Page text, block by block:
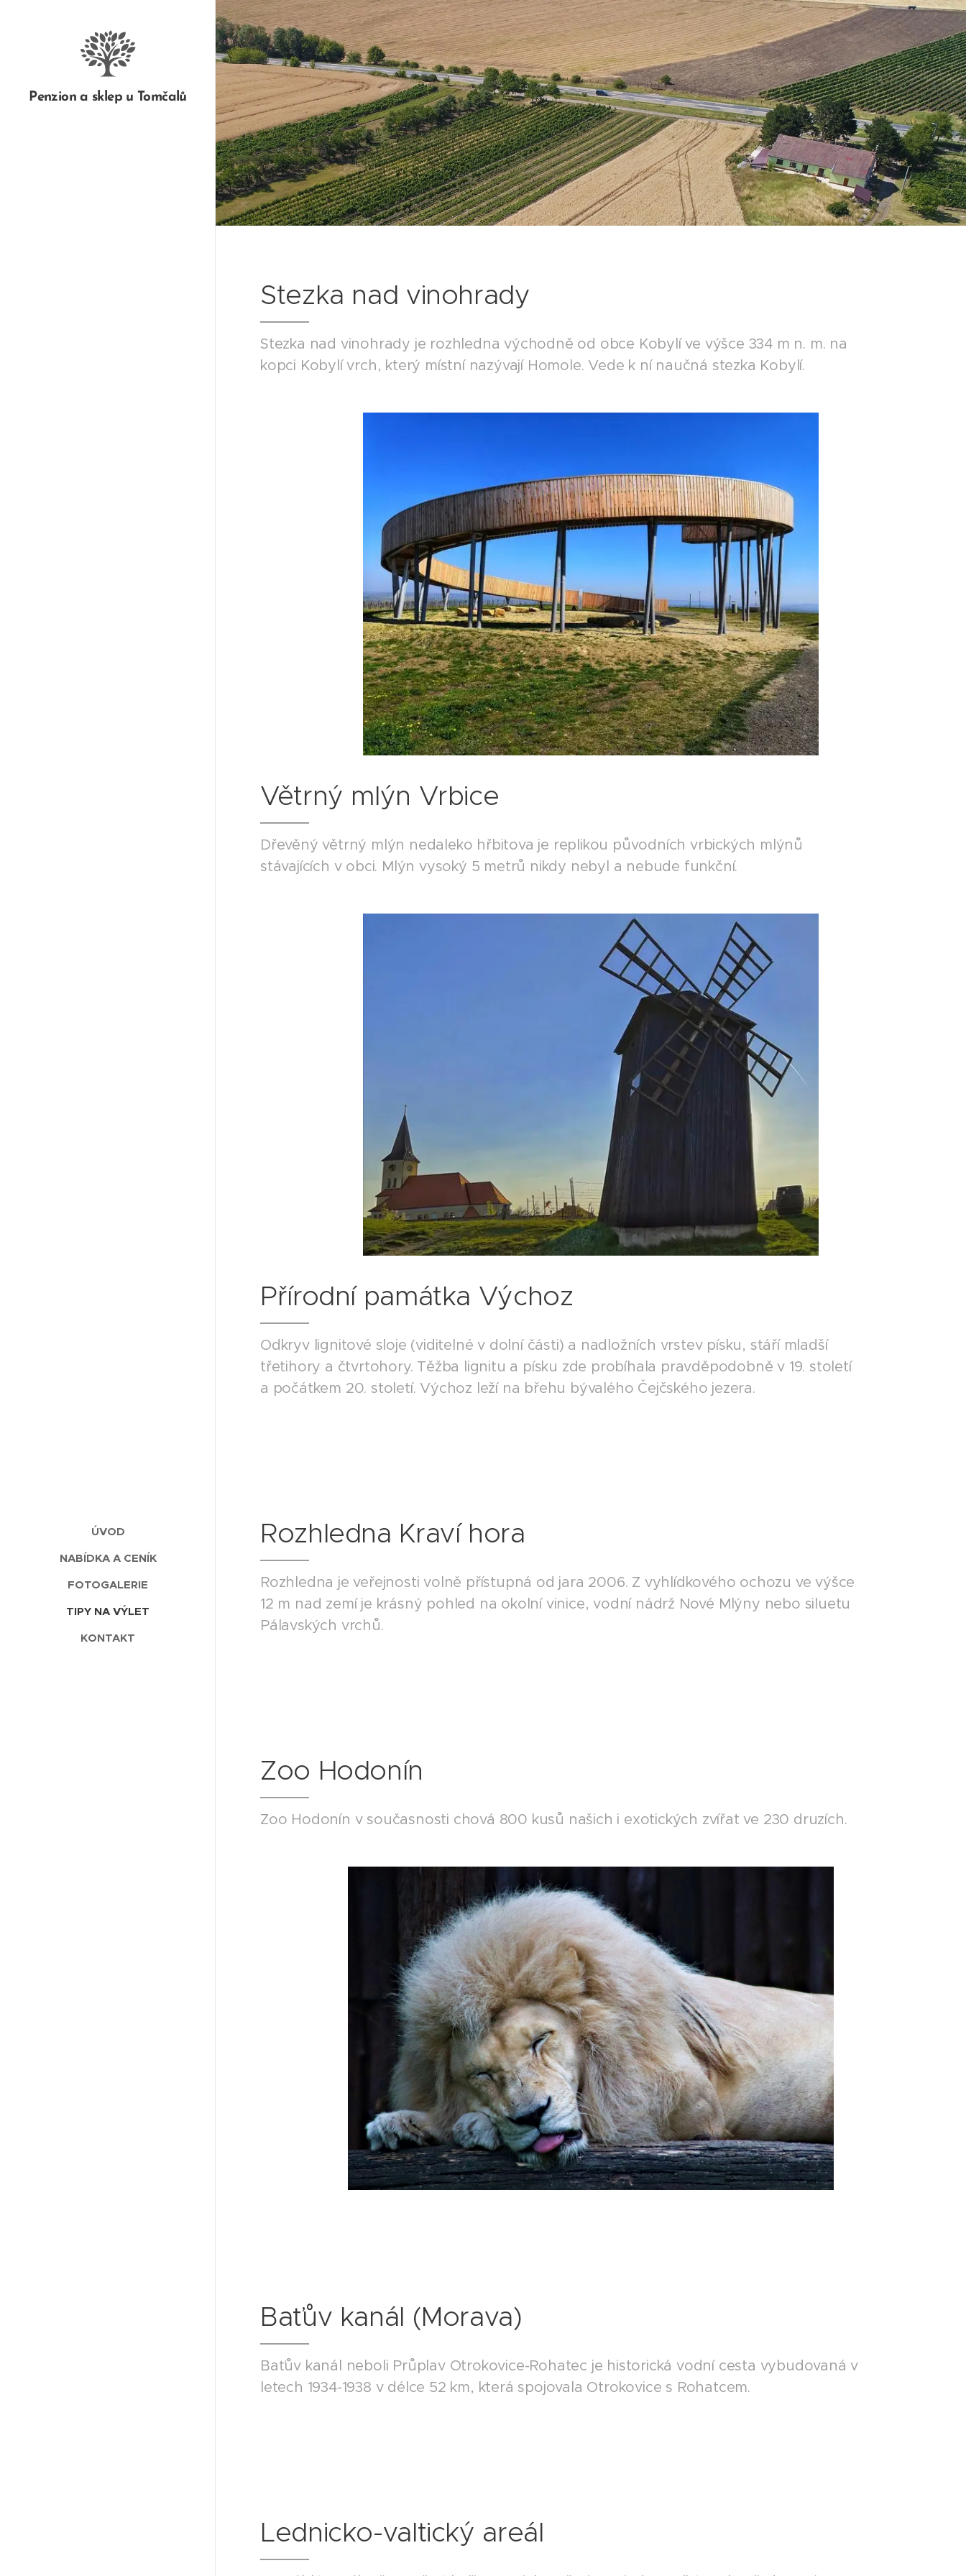
Penzion a sklep u Tomčalů
ÚVOD
NABÍDKA A CENÍK
FOTOGALERIE
TIPY NA VÝLET
KONTAKT
Stezka nad vinohrady
Stezka nad vinohrady je rozhledna východně od obce Kobylí ve výšce 334 m n. m. na
kopci Kobylí vrch, který místní nazývají Homole. Vede k ní naučná stezka Kobylí.
Větrný mlýn Vrbice
Dřevěný větrný mlýn nedaleko hřbitova je replikou původních vrbických mlýnů
stávajících v obci. Mlýn vysoký 5 metrů nikdy nebyl a nebude funkční.
Přírodní památka Výchoz
Odkryv lignitové sloje (viditelné v dolní části) a nadložních vrstev písku, stáří mladší
třetihory a čtvrtohory. Těžba lignitu a písku zde probíhala pravděpodobně v 19. století
a počátkem 20. století. Výchoz leží na břehu bývalého Čejčského jezera.
Rozhledna Kraví hora
Rozhledna je veřejnosti volně přístupná od jara 2006. Z vyhlídkového ochozu ve výšce
12 m nad zemí je krásný pohled na okolní vinice, vodní nádrž Nové Mlýny nebo siluetu
Pálavských vrchů.
Zoo Hodonín
Zoo Hodonín v současnosti chová 800 kusů našich i exotických zvířat ve 230 druzích.
Baťův kanál (Morava)
Baťův kanál neboli Průplav Otrokovice-Rohatec je historická vodní cesta vybudovaná v
letech 1934-1938 v délce 52 km, která spojovala Otrokovice s Rohatcem.
Lednicko-valtický areál